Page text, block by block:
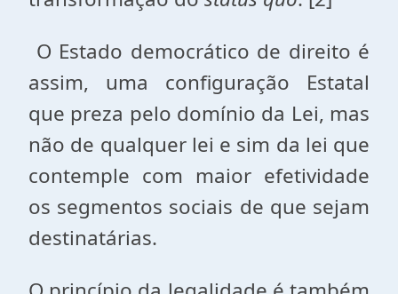
O Estado democrático de direito é
assim, uma configuração Estatal
que preza pelo domínio da Lei, mas
não de qualquer lei e sim da lei que
contemple com maior efetividade
os segmentos sociais de que sejam
destinatárias.